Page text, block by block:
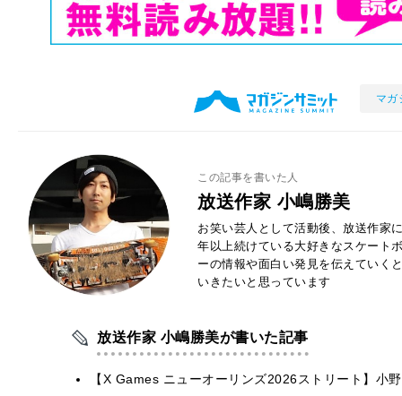
マガ
この記事を書いた人
放送作家 小嶋勝美
お笑い芸人として活動後、放送作家
年以上続けている大好きなスケート
ーの情報や面白い発見を伝えていく
いきたいと思っています
放送作家 小嶋勝美が書いた記事
【X Games ニューオーリンズ2026ストリート】小